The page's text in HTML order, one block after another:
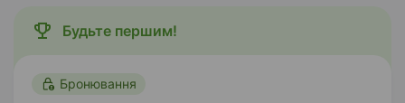
Будьте першим!
Бронювання